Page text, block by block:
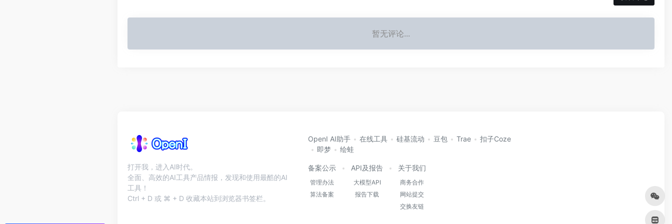
暂无评论...
打开我，进入AI时代。
全面、高效的AI工具产品情报，发现和使用最酷的AI
工具！
Ctrl + D 或 ⌘ + D 收藏本站到浏览器书签栏。
OpenI AI助手 在线工具 硅基流动 豆包 Trae
扣子Coze
即梦
绘蛙
备案公示
管理办法
算法备案
API及报告
大模型API
报告下载
关于我们
商务合作
网站提交
交换友链